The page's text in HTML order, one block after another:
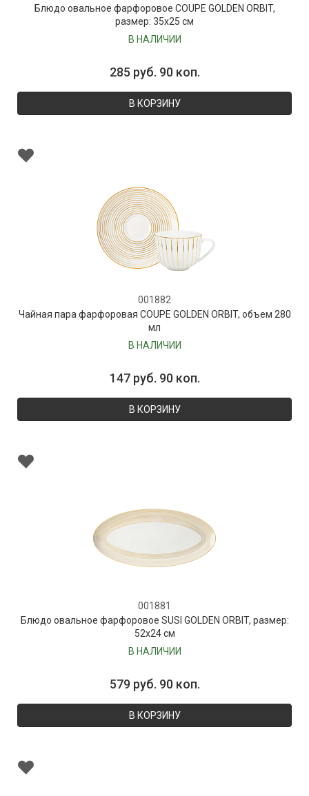
Блюдо овальное фарфоровое COUPE GOLDEN ORBIT,
размер: 35х25 см
В НАЛИЧИИ
285 руб. 90 коп.
В КОРЗИНУ
001882
Чайная пара фарфоровая COUPE GOLDEN ORBIT, объем 280
мл
В НАЛИЧИИ
147 руб. 90 коп.
В КОРЗИНУ
001881
Блюдо овальное фарфоровое SUSI GOLDEN ORBIT, размер:
52х24 см
В НАЛИЧИИ
579 руб. 90 коп.
В КОРЗИНУ